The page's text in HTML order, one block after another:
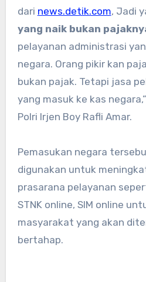
dari news.detik.com, Jadi
yang naik bukan
pelayanan administrasi
negara. Orang pikir kan
bukan pajak. Tetapi jasa
yang masuk ke kas
Polri Irjen Boy Rafli Amar.
Pemasukan negara
digunakan untuk
prasarana pelayanan
STNK online, SIM online
masyarakat yang akan
bertahap.